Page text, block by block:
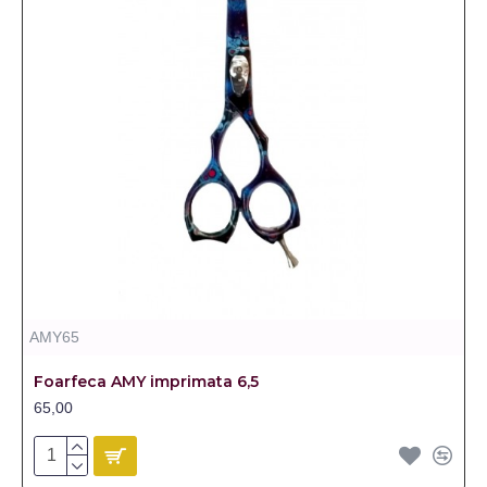
AMY65
Foarfeca AMY imprimata 6,5
65,00